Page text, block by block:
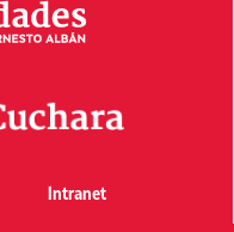
Intranet